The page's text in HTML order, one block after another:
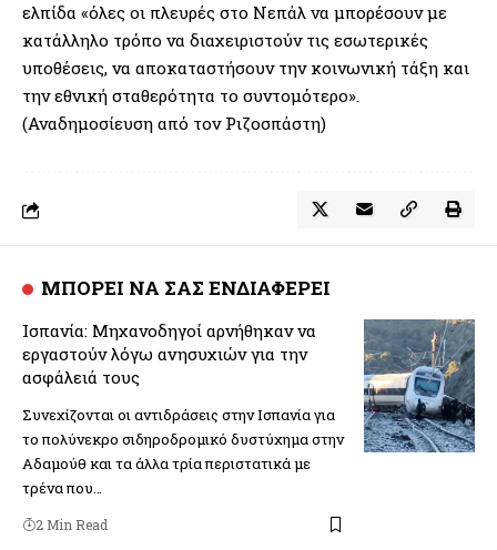
ελπίδα «όλες οι πλευρές στο Νεπάλ να μπορέσουν με
κατάλληλο τρόπο να διαχειριστούν τις εσωτερικές
υποθέσεις, να αποκαταστήσουν την κοινωνική τάξη και
την εθνική σταθερότητα το συντομότερο».
(Αναδημοσίευση από τον Ριζοσπάστη)
ΜΠΟΡΕΙ ΝΑ ΣΑΣ ΕΝΔΙΑΦΕΡΕΙ
Ισπανία: Μηχανοδηγοί αρνήθηκαν να
εργαστούν λόγω ανησυχιών για την
ασφάλειά τους
Συνεχίζονται οι αντιδράσεις στην Ισπανία για
το πολύνεκρο σιδηροδρομικό δυστύχημα στην
Αδαμούθ και τα άλλα τρία περιστατικά με
τρένα που…
2 Min Read